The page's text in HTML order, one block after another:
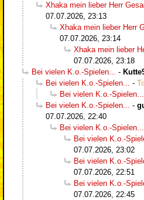
Xhaka mein lieber Herr
07.07.2026, 23:13
Xhaka mein lieber Herr
07.07.2026, 23:14
Xhaka mein lieber
07.07.2026, 23:18
Bei vielen K.o.-Spielen... -
Bei vielen K.o.-Spielen... -
Bei vielen K.o.-Spielen...
Bei vielen K.o.-Spielen... -
07.07.2026, 22:40
Bei vielen K.o.-Spielen...
Bei vielen K.o.-
07.07.2026, 23:02
Bei vielen K.o.-
07.07.2026, 22:51
Bei vielen K.o.-
07.07.2026, 22:45